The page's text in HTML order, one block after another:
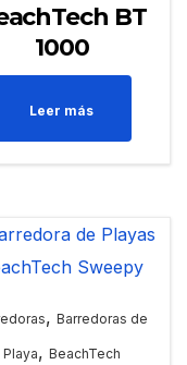
BT
1000
Leer más
,Barredoras de
Playa, BeachTech